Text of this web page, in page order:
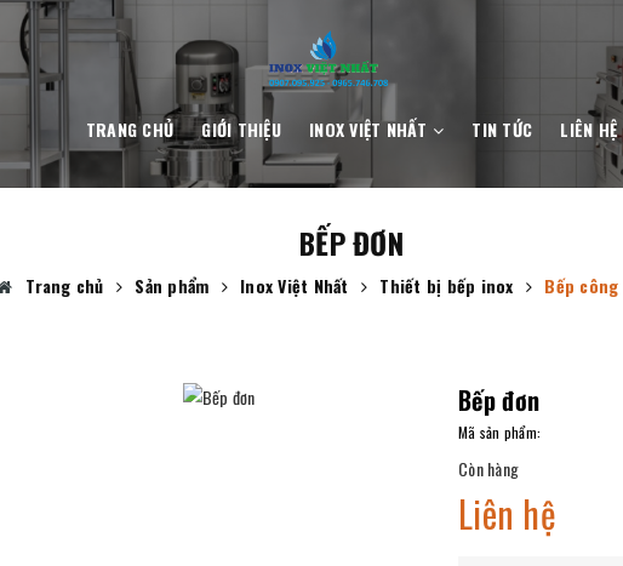
TRANG CHỦ GIỚI THIỆU INOX VIỆT NHẤT TIN TỨC LIÊN HỆ
BẾP ĐƠN
Trang chủ Sản phẩm Inox Việt Nhất Thiết bị bếp inox Bếp
Bếp đơn
Mã sản phẩm:
Còn hàng
Liên hệ